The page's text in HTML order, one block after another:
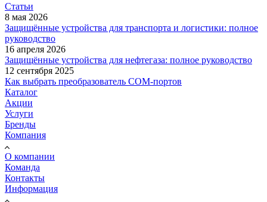
Статьи
8 мая 2026
Защищённые устройства для транспорта и логистики: полное
руководство
16 апреля 2026
Защищённые устройства для нефтегаза: полное руководство
12 сентября 2025
Как выбрать преобразователь COM-портов
Каталог
Акции
Услуги
Бренды
Компания
О компании
Команда
Контакты
Информация